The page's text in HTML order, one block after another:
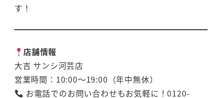
す！
店舗情報
大吉 サンシ河芸店
営業時間：10:00～19:00（年中無休）
お電話でのお問い合わせもお気軽に！0120-